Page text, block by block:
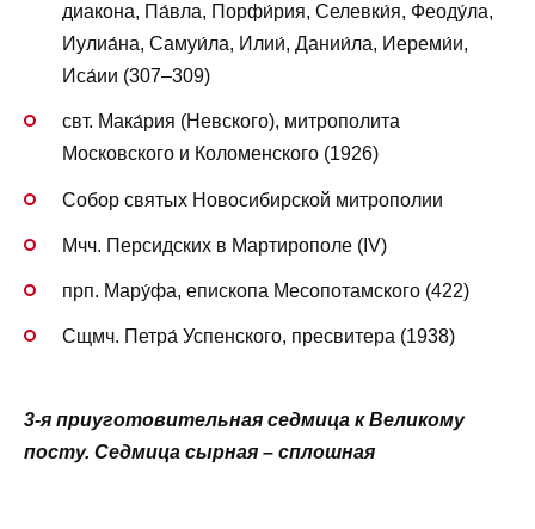
диакона, Па́вла, Порфи́рия, Селевки́я, Феоду́ла,
Иулиа́на, Самуи́ла, Илии́, Дании́ла, Иереми́и,
Иса́ии (307–309)
свт. Мака́рия (Невского), митрополита
Московского и Коломенского (1926)
Собор святых Новосибирской митрополии
Мчч. Персидских в Мартирополе (IV)
прп. Мару́фа, епископа Месопотамского (422)
Сщмч. Петра́ Успенского, пресвитера (1938)
3-я приуготовительная седмица к Великому
посту. Седмица cырная – сплошная